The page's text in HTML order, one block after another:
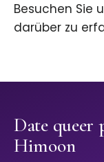
Besuchen Sie
darüber zu
Date queer
Himoon